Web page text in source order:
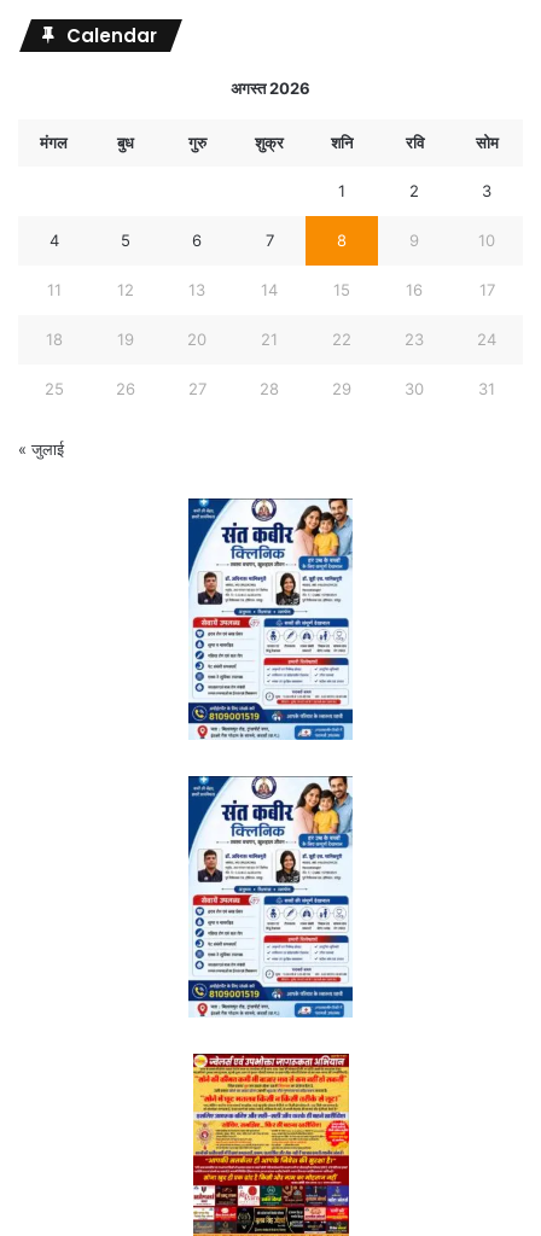
Calendar
अगस्त 2026
मंगल बुध गुरु शुक्र शनि रवि सोम
1 2 3
4 5 6 7 8 9 10
11 12 13 14 15 16 17
18 19 20 21 22 23 24
25 26 27 28 29 30 31
« जुलाई